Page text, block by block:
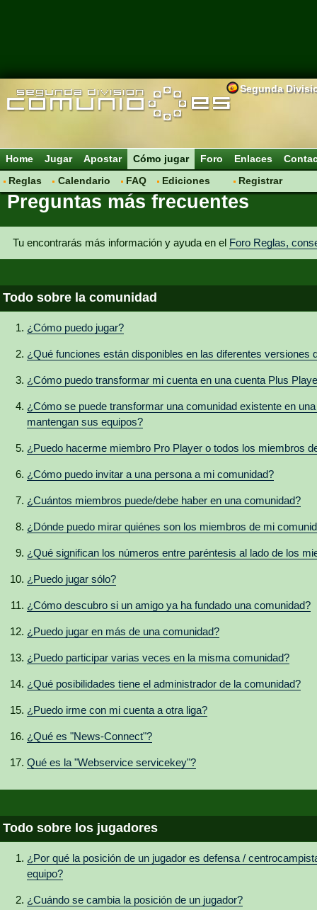
Segunda
Home Jugar Apostar
Cómo jugar
Reglas
Calendario FAQ
Ediciones
Basic Player
Pro Player
Registrar
Foro Enlaces
Preguntas más frecuentes
Tu encontrarás más información y ayuda en el Foro Reglas,
Todo sobre la comunidad
¿Cómo puedo jugar?
¿Qué funciones están disponibles en las diferentes versiones
¿Cómo puedo transformar mi cuenta en una cuenta Plus
¿Cómo se puede transformar una comunidad existente en
mantengan sus equipos?
¿Puedo hacerme miembro Pro Player o todos los miembros
¿Cómo puedo invitar a una persona a mi comunidad?
¿Cuántos miembros puede/debe haber en una comunidad?
¿Dónde puedo mirar quiénes son los miembros de mi
¿Qué significan los números entre paréntesis al lado de los
¿Puedo jugar sólo?
¿Cómo descubro si un amigo ya ha fundado una comunidad?
¿Puedo jugar en más de una comunidad?
¿Puedo participar varias veces en la misma comunidad?
¿Qué posibilidades tiene el administrador de la comunidad?
¿Puedo irme con mi cuenta a otra liga?
¿Qué es "News-Connect"?
Qué es la "Webservice servicekey"?
Todo sobre los jugadores
¿Por qué la posición de un jugador es defensa /
equipo?
¿Cuándo se cambia la posición de un jugador?